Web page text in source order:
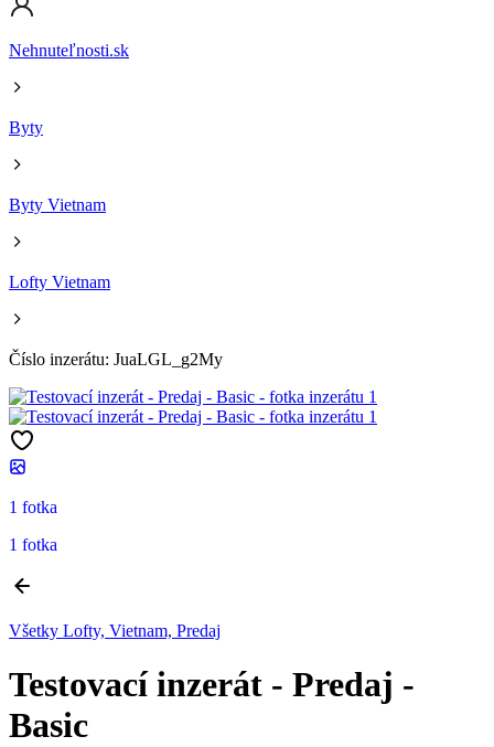
Nehnuteľnosti.sk
Byty
Byty Vietnam
Lofty Vietnam
Číslo inzerátu: JuaLGL_g2My
1 fotka
1 fotka
Všetky Lofty, Vietnam, Predaj
Testovací inzerát - Predaj -
Basic